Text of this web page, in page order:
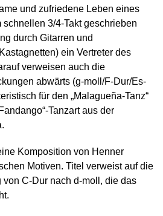
und zufriedene Leben eines
schnellen 3/4-Takt geschrieben
durch Gitarren und
ein Vertreter des
verweisen auch die
abwärts (g-moll/F-Dur/Es-
für den „Malagueña-Tanz“
Tanzart aus der
Komposition von Henner
Motiven. Titel verweist auf die
von C-Dur nach d-moll, die das